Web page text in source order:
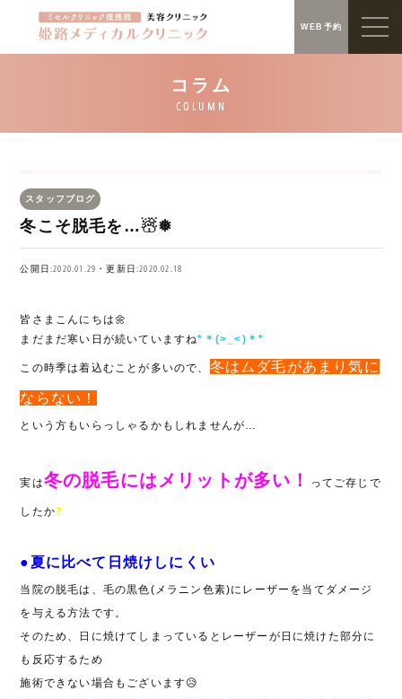
WEB予約
スタッフブログ
冬こそ脱毛を…☃❅
公開日:2020.01.29・更新日:2020.02.18
皆さまこんにちは🌼
まだまだ寒い日が続いていますね*＊(>_<)＊*
この時季は着込むことが多いので、 冬はムダ毛があまり気に
ならない！
という方もいらっしゃるかもしれませんが…
実は冬の脱毛にはメリットが多い！ ってご存じで
したか❓
●夏に比べて日焼けしにくい
当院の脱毛は、毛の黒色(メラニン色素)にレーザーを当てダメージ
を与える方法です。
そのため、日に焼けてしまっているとレーザーが日に焼けた部分に
も反応するため
施術できない場合もございます😥